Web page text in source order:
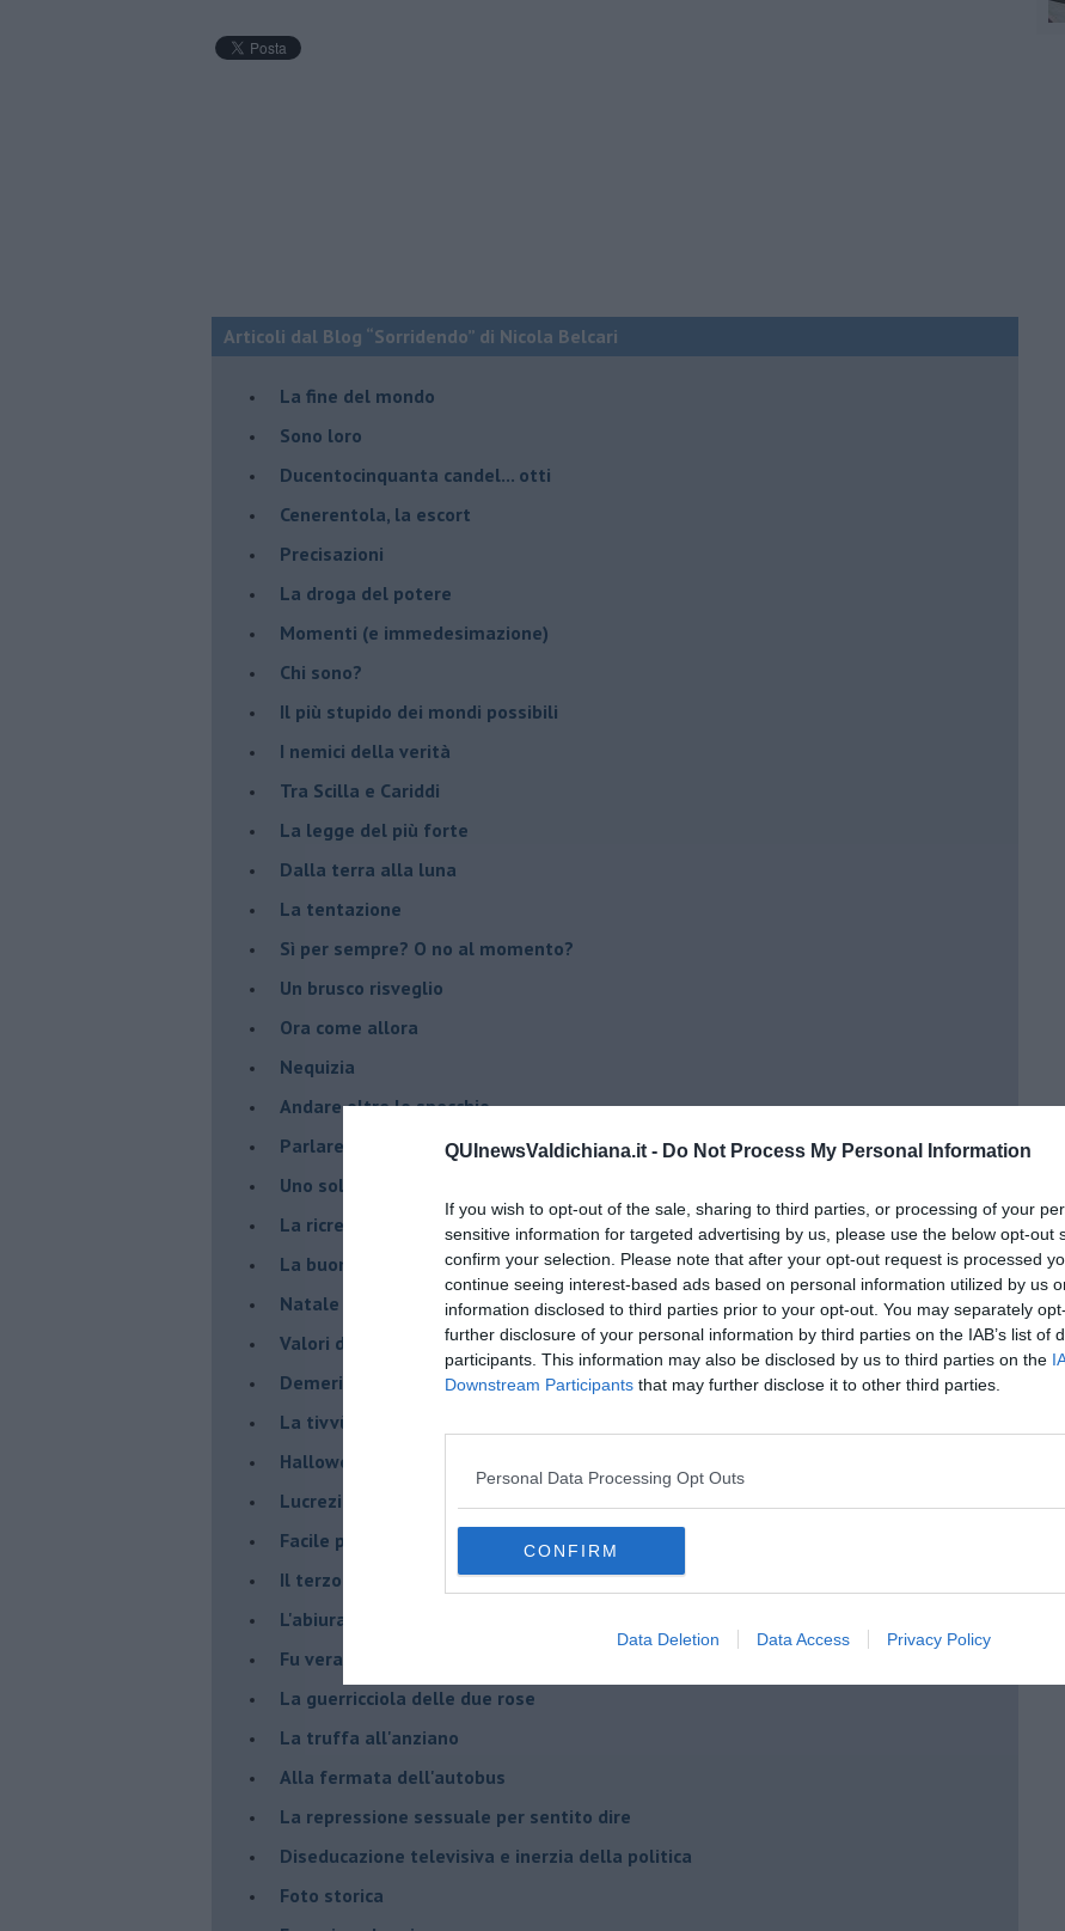
QUInewsValdichiana.it - Do Not Process My Personal Information
If you wish to opt-out of the sale, sharing to third parties, or processing of your
sensitive information for targeted advertising by us, please use the below opt-out
confirm your selection. Please note that after your opt-out request is processed
continue seeing interest-based ads based on personal information utilized by us
information disclosed to third parties prior to your opt-out. You may separately
further disclosure of your personal information by third parties on the IAB’s list of
participants. This information may also be disclosed by us to third parties on the
Downstream Participants that may further disclose it to other third parties.
Personal Data Processing Opt Outs
CONFIRM
Data Deletion Data Access Privacy Policy
Articoli dal Blog “Sorridendo” di Nicola Belcari
La fine del mondo
Sono loro
Ducentocinquanta candel... otti
Cenerentola, la escort
Precisazioni
La droga del potere
Momenti (e immedesimazione)
Chi sono?
Il più stupido dei mondi possibili
I nemici della verità
Tra Scilla e Cariddi
La legge del più forte
Dalla terra alla luna
La tentazione
​Sì per sempre? O no al momento?
Un brusco risveglio
Ora come allora
Nequizia
Andare oltre lo specchio
Parlare con la televisione
Uno solo al comando?
La ricreazione è finita
La buona notizia
Natale con l'elmetto
Valori dubbi miti fasulli
Demeritocrazia
La tivvù pallonara
Halloween
​Lucrezia Borgia, una storia di potere
Facile profezia
Il terzo compito
L'abiura di Galileo
Fu vera gloria?
La guerricciola delle due rose
La truffa all'anziano
Alla fermata dell'autobus
La repressione sessuale per sentito dire
Diseducazione televisiva e inerzia della politica
Foto storica